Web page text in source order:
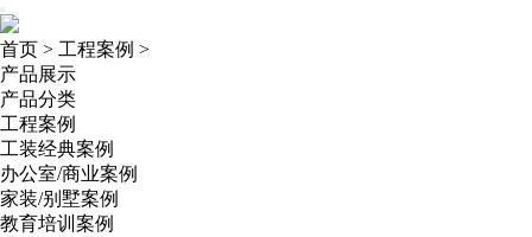
首页 > 工程案例 >
产品展示
产品分类
工程案例
工装经典案例
办公室/商业案例
家装/别墅案例
教育培训案例